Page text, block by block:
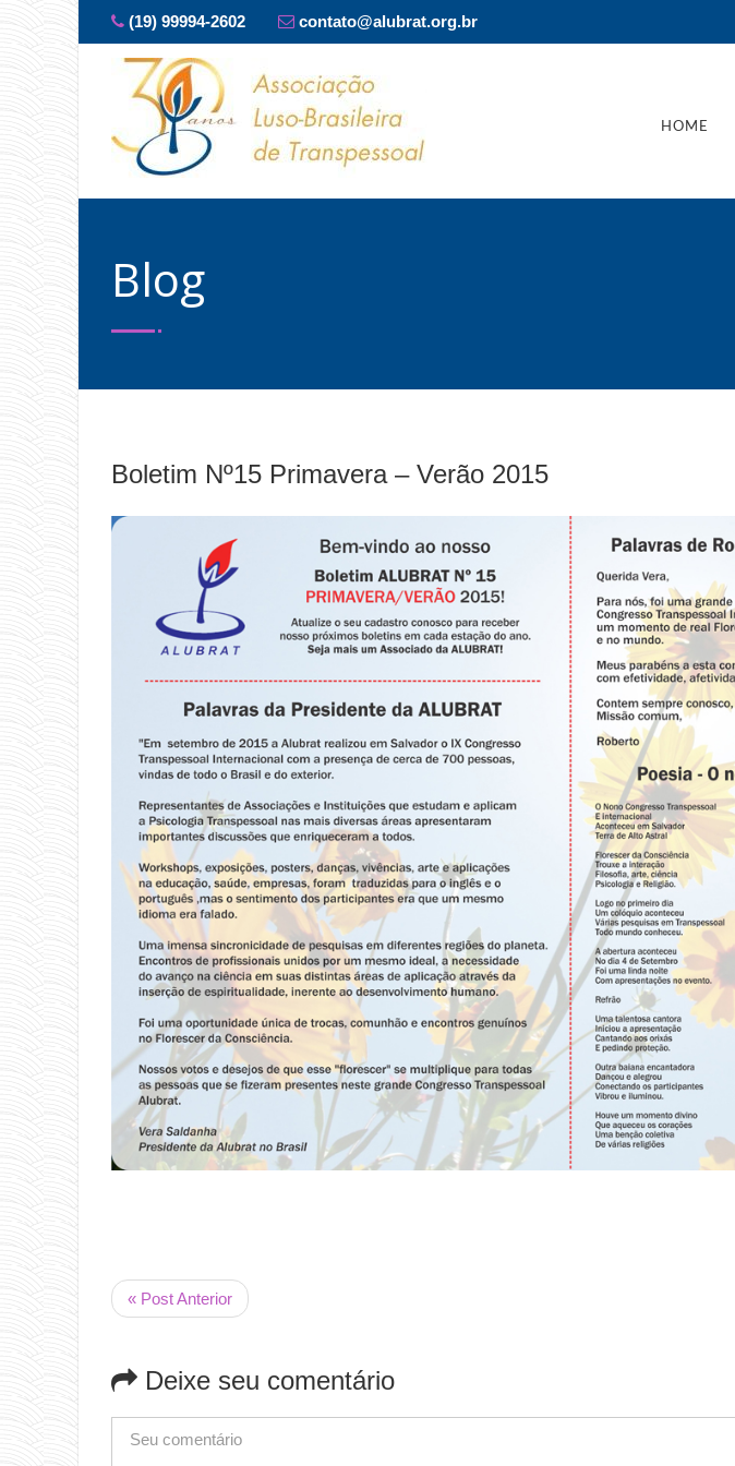
(19) 99994-2602 contato@alubrat.org.br
HOME
Blog
Boletim Nº15 Primavera – Verão 2015
« Post Anterior
Deixe seu comentário